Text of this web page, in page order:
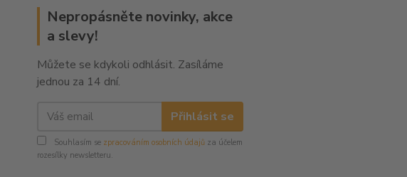
Nepropásněte novinky, akce
a slevy!
Můžete se kdykoli odhlásit. Zasíláme
jednou za 14 dní.
Přihlásit se
Souhlasím se zpracováním osobních údajů za účelem
rozesílky newsletteru.